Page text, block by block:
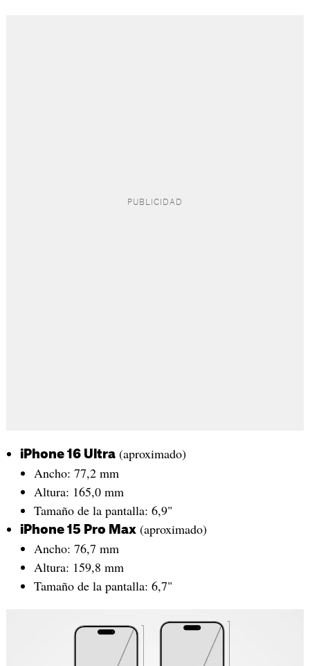
iPhone 16 Ultra(aproximado)
Ancho: 77,2 mm
Altura: 165,0 mm
Tamaño de la pantalla: 6,9"
iPhone 15 Pro Max(aproximado)
Ancho: 76,7 mm
Altura: 159,8 mm
Tamaño de la pantalla: 6,7"